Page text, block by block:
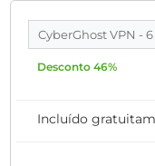
CyberGhost VPN -
Desconto 46%
Incluído